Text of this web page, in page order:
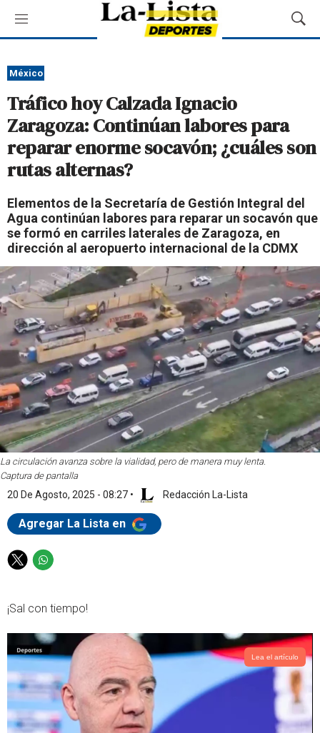
M
e
ú
M
o
ú
e
d
México
Tráfico hoy Calzada Ignacio
Zaragoza: Continúan labores para
reparar enorme socavón; ¿cuáles son
rutas alternas?
Elementos de la Secretaría de Gestión Integral del
Agua continúan labores para reparar un socavón que
se formó en carriles laterales de Zaragoza, en
dirección al aeropuerto internacional de la CDMX
La circulación avanza sobre la vialidad, pero de manera muy lenta.
Captura de pantalla
20 De Agosto, 2025 - 08:27 • Redacción La-Lista
Agregar La Lista en
T
t
r
W
t
a
p
p
¡Sal con tiempo!
Lea el artículo